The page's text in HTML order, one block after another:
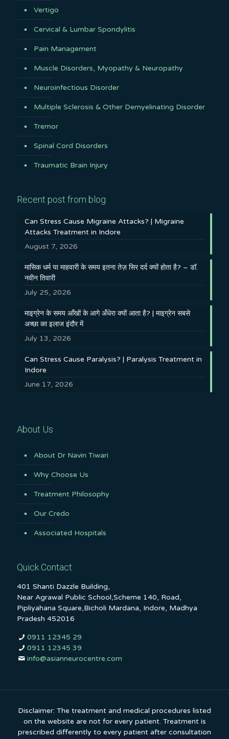
Vertigo
Cervical & Lumbar Spondylitis
Pain Management
Muscle Disorders, Myopathy & Neuropathy
Neuroinfectious Disorder
Multiple Sclerosis & Other Demyelinating Disorder
Tremor
Spinal Cord Disorders
Traumatic Brain Injury
Recent post from blog
Can Stress Cause Migraine Attacks? | Migraine
Attacks Treatment in Indore
August 7, 2026
मासिक धर्म या माहवारी के समय इतना तेज़ सिर दर्द क्यों होता है? – डॉ.
नवीन तिवारी
July 25, 2026
माइग्रेन के समय आँखों के आगे अँधेरा क्यों आता है? | माइग्रेन सबसे
अच्छा का इलाज इंदौर में
July 13, 2026
Can Stress Cause Paralysis? | Paralysis Treatment in
Indore
June 17, 2026
About Us
About Dr Navin Tiwari
Why Choose Us
Treatment Philosophy
Our Credo
Associated Hospitals
Quick Contact
401 Shanti Dazzle Building,
Near Agrawal Public School,Scheme 140, Road,
Pipliyahana Square,Bicholi Mardana, Indore, Madhya
Pradesh 452016
0911 12345 29
0911 12345 39
info@asianneurocentre.com
Disclaimer: The treatment and medical procedures listed
on the website are not for every patient. Treatment is
prescribed differently to every patient after consultation